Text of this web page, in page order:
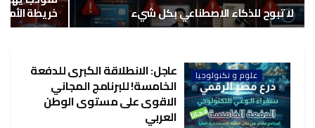
لا تبوح للذكاء الاصطناعي بكل شيء خريطة الأمن
علوم و تكنولوجيا عاجل: الانطلاقة الكبرى للدفعة
الخامسة! للبرنامج المجاني
الاقوى على مستوى الوطن
العربي